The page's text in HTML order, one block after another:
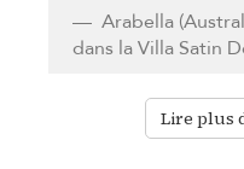
Arabella
dans la Villa Satin
Lire plus